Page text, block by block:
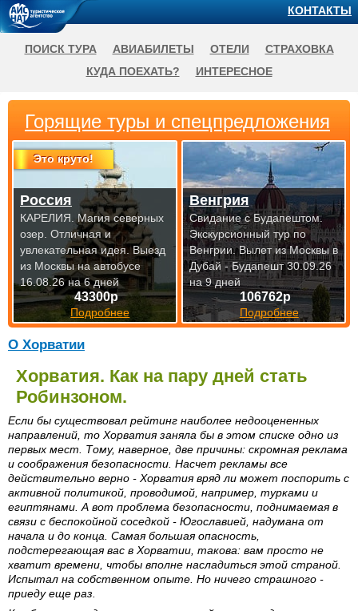
О Хорватии
Хорватия. Как на пару дней стать
Робинзоном.
Если бы существовал рейтинг наиболее недооцененных
направлений, то Хорватия заняла бы в этом списке одно из
первых мест. Тому, наверное, две причины: скромная реклама
и соображения безопасности. Насчет рекламы все
действительно верно - Хорватия вряд ли может поспорить с
активной политикой, проводимой, например, турками и
египтянами. А вот проблема безопасности, поднимаемая в
связи с беспокойной соседкой - Югославией, надумана от
начала и до конца. Самая большая опасность,
подстерегающая вас в Хорватии, такова: вам просто не
хватит времени, чтобы вполне насладиться этой страной.
Испытал на собственном опыте. Но ничего страшного -
приеду еще раз.
Горящие туры и спецпредложения
Это круто!
43300р
Подробнее
Россия
КАРЕЛИЯ. Магия северных
озер. Отличная и
увлекательная идея.Выезд
из Москвы на автобусе
16.08.26 на 6 дней
106762р
Подробнее
Венгрия
Свидание с Будапештом.
Экскурсионный тур по
Венгрии.Вылет из Москвы в
Дубай - Будапешт 30.09.26
на 9 дней
КОНТАКТЫ
ПОИСК ТУРА АВИАБИЛЕТЫ ОТЕЛИ
СТРАХОВКА
КУДА ПОЕХАТЬ?
ИНТЕРЕСНОЕ